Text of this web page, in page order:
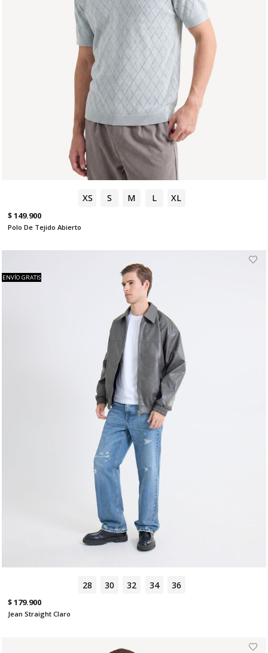
XS S M L XL
$ 149.900
Polo De Tejido Abierto
28 30 32 34 36
ENVÍO GRATIS
$ 179.900
Jean Straight Claro